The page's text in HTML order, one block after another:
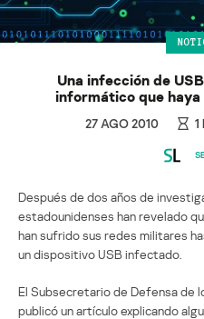
Una infección de
informático que
27 AGO 2010 1
Después de dos años de
estadounidenses han revelado
han sufrido sus redes militares
un dispositivo USB infectado.
El Subsecretario de Defensa de
publicó un artículo explicando